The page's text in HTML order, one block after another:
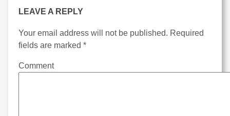
LEAVE A REPLY
Your email address will not be published. Required
fields are marked *
Comment